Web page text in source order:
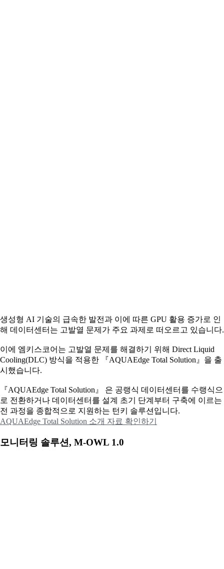
생성형 AI 기술의 급속한 발전과 이에 따른 GPU 활용 증가로 인
해 데이터센터는 고발열 문제가 주요 과제로 떠오르고 있습니다.
이에 엠키스코어는 고발열 문제를 해결하기 위해 Direct Liquid
Cooling(DLC) 방식을 적용한 『AQUAEdge Total Solution』을 출
시했습니다.
『AQUAEdge Total Solution』 은 공랭식 데이터센터를 수랭식으
로 전환하거나 데이터센터를 설계 초기 단계부터 구축에 이르는
전 과정을 종합적으로 지원하는 턴키 솔루션입니다.
AQUAEdge Total Solution 소개 자료 확인하기
모니터링 솔루션, M-OWL 1.0